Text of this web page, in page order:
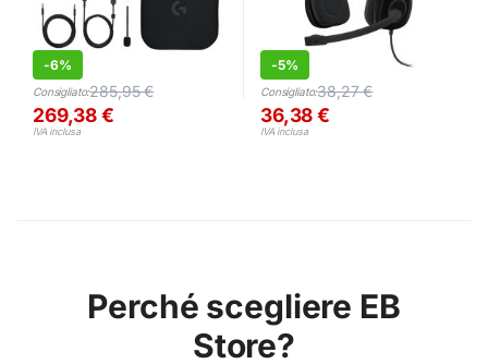
-6%
Consigliato:285,95€
269,38€
IVA inclusa
-5%
Consigliato:38,27€
36,38€
IVA inclusa
Perché scegliere EB
Store?